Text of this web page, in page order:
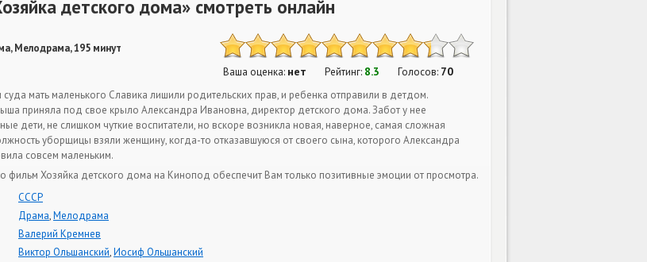
детского дома» смотреть онлайн
Мелодрама, 195 минут
Ваша оценка: нет Рейтинг: 8.3 Голосов: 70
мать маленького Славика лишили родительских прав, и ребенка отправили в детдом.
приняла под свое крыло Александра Ивановна, директор детского дома. Забот у нее
дети, не слишком чуткие воспитатели, но вскоре возникла новая, наверное, самая сложная
уборщицы взяли женщину, когда-то отказавшуюся от своего сына, которого Александра
совсем маленьким.
фильм Хозяйка детского дома на Кинопод обеспечит Вам только позитивные эмоции от просмотра.
СССР
Драма,Мелодрама
Валерий Кремнев
Виктор Ольшанский,Иосиф Ольшанский